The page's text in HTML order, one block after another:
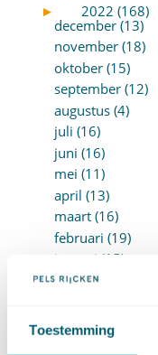
Toestemming
►
2022 (168)
december (13)
november (18)
oktober (15)
september (12)
augustus (4)
juli (16)
juni (16)
mei (11)
april (13)
maart (16)
februari (19)
januari (15)
►
2021 (123)
oktober (13)